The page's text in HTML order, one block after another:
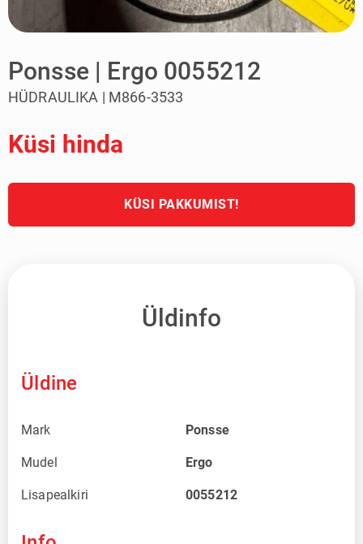
Ponsse | Ergo 0055212
HÜDRAULIKA | M866-3533
Küsi hinda
KÜSI PAKKUMIST!
Üldinfo
Üldine
Mark Ponsse
Mudel Ergo
Lisapealkiri 0055212